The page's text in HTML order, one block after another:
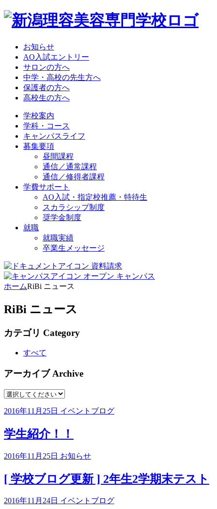
お知らせ
AO入試エントリー
サロンの方へ
中学・高校の先生方へ
保護者の方へ
高校生の方へ
学校案内
学科・コース
キャンパスライフ
募集要項
昼間課程
通信／通常課程
通信／修得者課程
学費サポート
AO入試・指定校推薦・特待生
スカラシップ制度
奨学金制度
就職
就職実績
卒業生メッセージ
資料請求
オープン キャンパス
ホームRiBi ニュース
RiBi ニュース
カテゴリ Category
すべて
アーカイブ Archive
2016年11月25日 イベントブログ
学生紹介！！
2016年11月25日 お知らせ
[ 学校ブログ更新 ] 2年生2学期末テスト
2016年11月24日 イベントブログ